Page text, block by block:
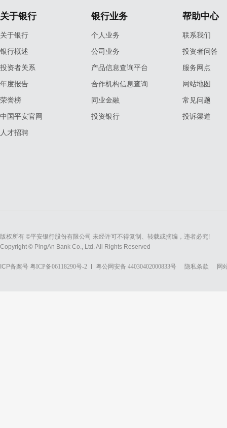
关于银行
关于银行
银行概述
投资者关系
年度报告
荣誉榜
中国平安官网
人才招聘
银行业务
个人业务
公司业务
产品信息查询平台
合作机构信息查询
同业金融
投资银行
帮助中心
联系我们
投资者问答
服务网点
网站地图
常见问题
投诉渠道
版权所有 ©平安银行股份有限公司 未经许可不得复制、转载或摘编，违者必究!
Copyright © PingAn Bank Co., Ltd. All Rights Reserved
ICP备案号 粤ICP备06118290号-2 粤公网安备 44030402000833号 隐私条款 网